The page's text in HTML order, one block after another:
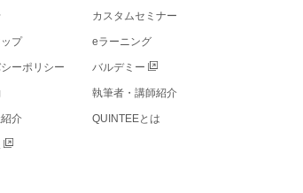
プ
ーポリシー
介
カスタムセミナー
eラーニング
バルデミー
執筆者・講師紹介
QUINTEEとは